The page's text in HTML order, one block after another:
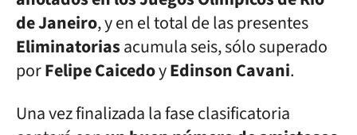
de Janeiro, y en el total de las presentes
Eliminatoriasacumula seis, sólo superado
porFelipe CaicedoyEdinson Cavani.
Una vez finalizada la fase clasificatoria